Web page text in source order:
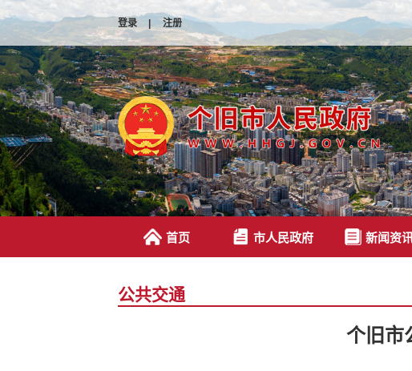
登录 | 注册
首页 市人民政府 新闻资
公共交通
个旧市